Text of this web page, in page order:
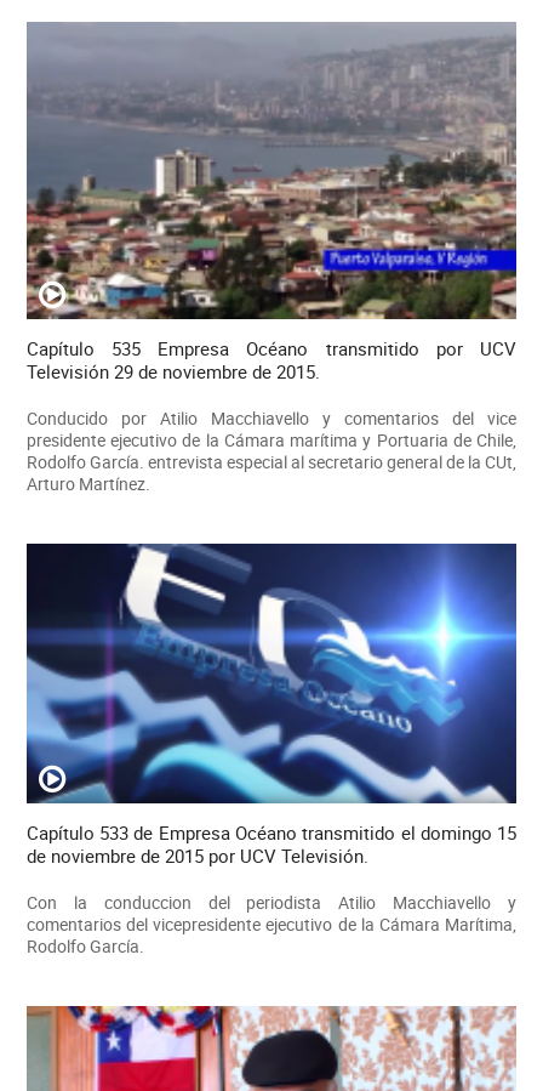
Capítulo 535 Empresa Océano transmitido por UCV
Televisión 29 de noviembre de 2015.
Conducido por Atilio Macchiavello y comentarios del vice
presidente ejecutivo de la Cámara marítima y Portuaria de Chile,
Rodolfo García. entrevista especial al secretario general de la CUt,
Arturo Martínez.
Capítulo 533 de Empresa Océano transmitido el domingo 15
de noviembre de 2015 por UCV Televisión.
Con la conduccion del periodista Atilio Macchiavello y
comentarios del vicepresidente ejecutivo de la Cámara Marítima,
Rodolfo García.